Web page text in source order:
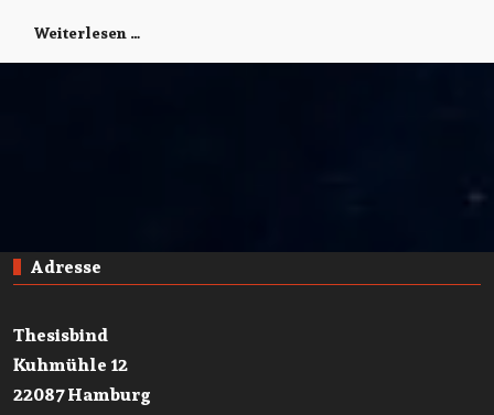
Weiterlesen …
Adresse
Thesisbind
Kuhmühle 12
22087 Hamburg